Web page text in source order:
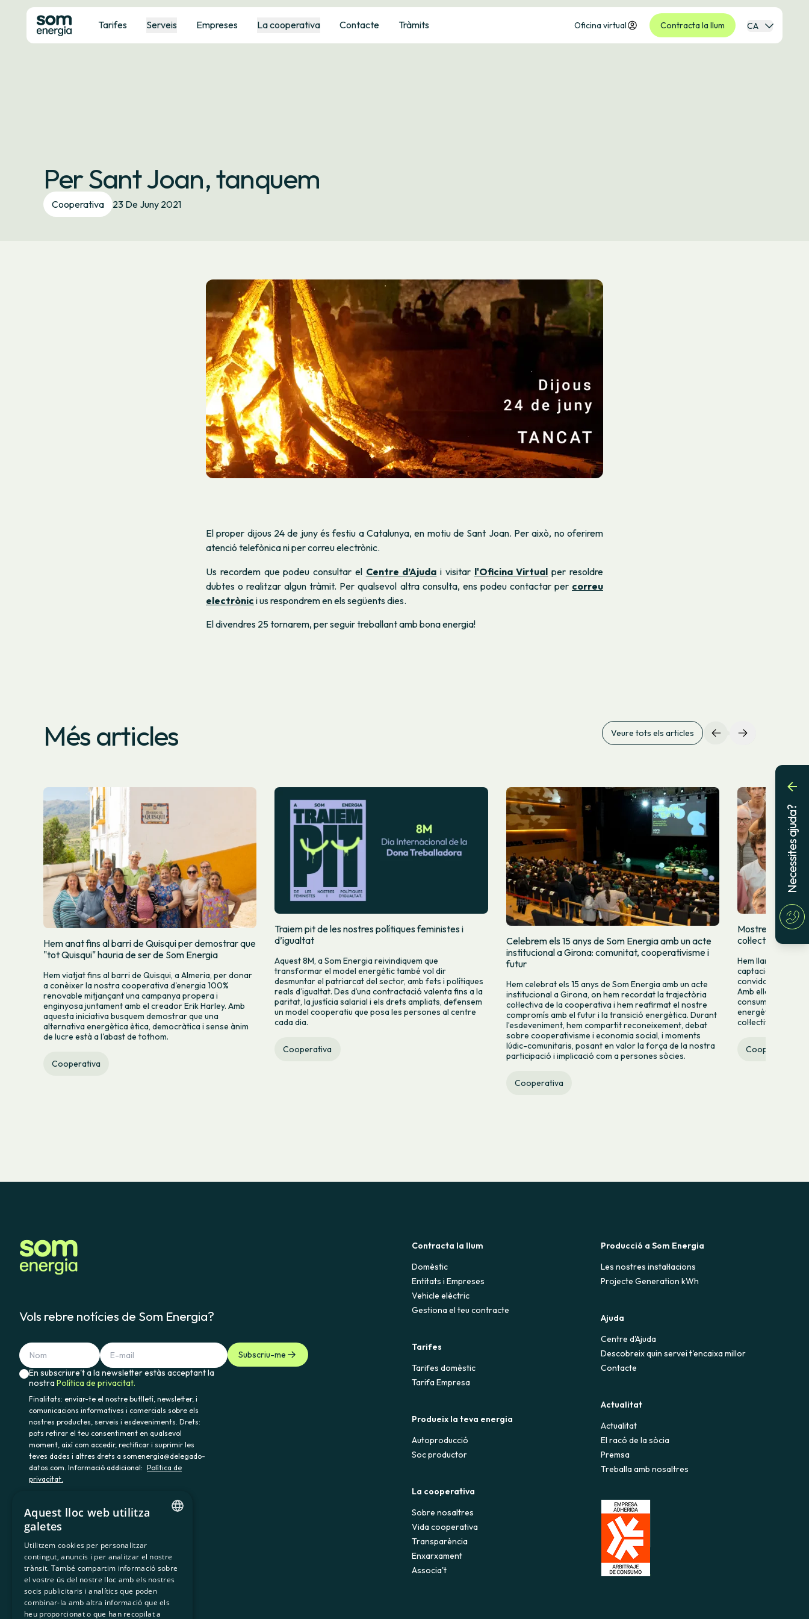
Tarifes Serveis Empreses La cooperativa Contacte Tràmits Oficina virtual Contracta la llum CA
Per Sant Joan, tanquem
Cooperativa 23 De Juny 2021
El proper dijous 24 de juny és festiu a Catalunya, en motiu de Sant Joan. Per això, no oferirem
atenció telefònica ni per correu electrònic.
Us recordem que podeu consultar el Centre d’Ajuda i visitar l'Oficina Virtual per resoldre
dubtes o realitzar algun tràmit. Per qualsevol altra consulta, ens podeu contactar per correu
electrònici us respondrem en els següents dies.
El divendres 25 tornarem, per seguir treballant amb bona energia!
Més articles Veure tots els articles
Hem anat fins al barri de Quisqui per demostrar que
"tot Quisqui" hauria de ser de Som Energia
Hem viatjat fins al barri de Quisqui, a Almeria, per donar
a conèixer la nostra cooperativa d'energia 100%
renovable mitjançant una campanya propera i
enginyosa juntament amb el creador Erik Harley. Amb
aquesta iniciativa busquem demostrar que una
alternativa energètica ètica, democràtica i sense ànim
de lucre està a l'abast de tothom.
Cooperativa
Traiem pit de les nostres polítiques feministes i
d’igualtat
Aquest 8M, a Som Energia reivindiquem que
transformar el model energètic també vol dir
desmuntar el patriarcat del sector, amb fets i polítiques
reals d’igualtat. Des d’una contractació valenta fins a la
paritat, la justícia salarial i els drets ampliats, defensem
un model cooperatiu que posa les persones al centre
cada dia.
Cooperativa
Celebrem els 15 anys de Som Energia amb un acte
institucional a Girona: comunitat, cooperativisme i
futur
Hem celebrat els 15 anys de Som Energia amb un acte
institucional a Girona, on hem recordat la trajectòria
col·lectiva de la cooperativa i hem reafirmat el nostre
compromís amb el futur i la transició energètica. Durant
l’esdeveniment, hem compartit reconeixement, debat
sobre cooperativisme i economia social, i moments
lúdic-comunitaris, posant en valor la força de la nostra
participació i implicació com a persones sòcies.
Cooperativa
Mostrem qui
col·lectivament
Hem llançat una
captació per
convidar més
Amb ella volem
consumir energia
energètic des de
col·lectiva.
Cooperativa
Vols rebre notícies de Som Energia?
Subscriu-me
En subscriure't a la newsletter estàs acceptant la
nostraPolítica de privacitat.
Finalitats: enviar-te el nostre butlletí, newsletter, i
comunicacions informatives i comercials sobre els
nostres productes, serveis i esdeveniments. Drets:
pots retirar el teu consentiment en qualsevol
moment, així com accedir, rectificar i suprimir les
teves dades i altres drets a somenergia@delegado-
datos.com. Informació addicional: Política de
privacitat.
900 103 605
Contracta la llum
Domèstic
Entitats i Empreses
Vehicle elèctric
Gestiona el teu contracte
Tarifes
Tarifes domèstic
Tarifa Empresa
Produeix la teva energia
Autoproducció
Soc productor
La cooperativa
Sobre nosaltres
Vida cooperativa
Transparència
Enxarxament
Associa't
Producció a Som Energia
Les nostres instal·lacions
Projecte Generation kWh
Ajuda
Centre d'Ajuda
Descobreix quin servei t'encaixa millor
Contacte
Actualitat
Actualitat
El racó de la sòcia
Premsa
Treballa amb nosaltres
Necessites ajuda?
SPANISH
GL
BASQUE
Aquest lloc web utilitza
galetes
Utilitzem cookies per personalitzar
contingut, anuncis i per analitzar el nostre
trànsit. També compartim informació sobre
el vostre ús del nostre lloc amb els nostres
socis publicitaris i analítics que poden
combinar-la amb altra informació que els
heu proporcionat o que han recopilat a